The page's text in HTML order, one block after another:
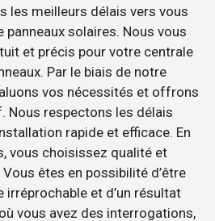
les meilleurs délais vers vous
panneaux solaires. Nous vous
et précis pour votre centrale
Par le biais de notre
vos nécessités et offrons
Nous respectons les délais
rapide et efficace. En
vous choisissez qualité et
êtes en possibilité d’être
irréprochable et d’un résultat
vous avez des interrogations,